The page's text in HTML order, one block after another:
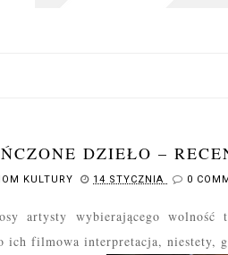
DZIEŁO –
KULTURY 14 STYCZNIA 0
artysty wybierającego wolność
ich filmowa interpretacja, niestety,